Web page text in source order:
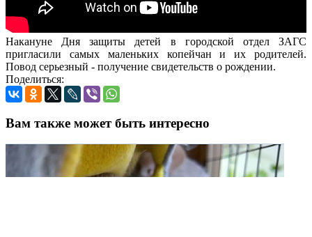
Накануне Дня защиты детей в городской отдел ЗАГС
пригласили самых маленьких копейчан и их родителей.
Повод серьезный - получение свидетельств о рождении.
Поделиться:
Вам также может быть интересно